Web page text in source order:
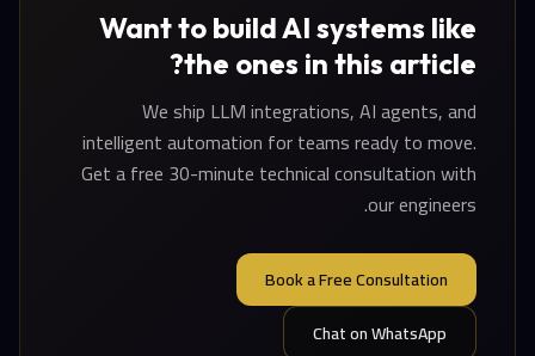
Want to build AI systems like
the ones in this article?
We ship LLM integrations, AI agents, and
intelligent automation for teams ready to move.
Get a free 30-minute technical consultation with
our engineers.
Book a Free Consultation
Chat on WhatsApp